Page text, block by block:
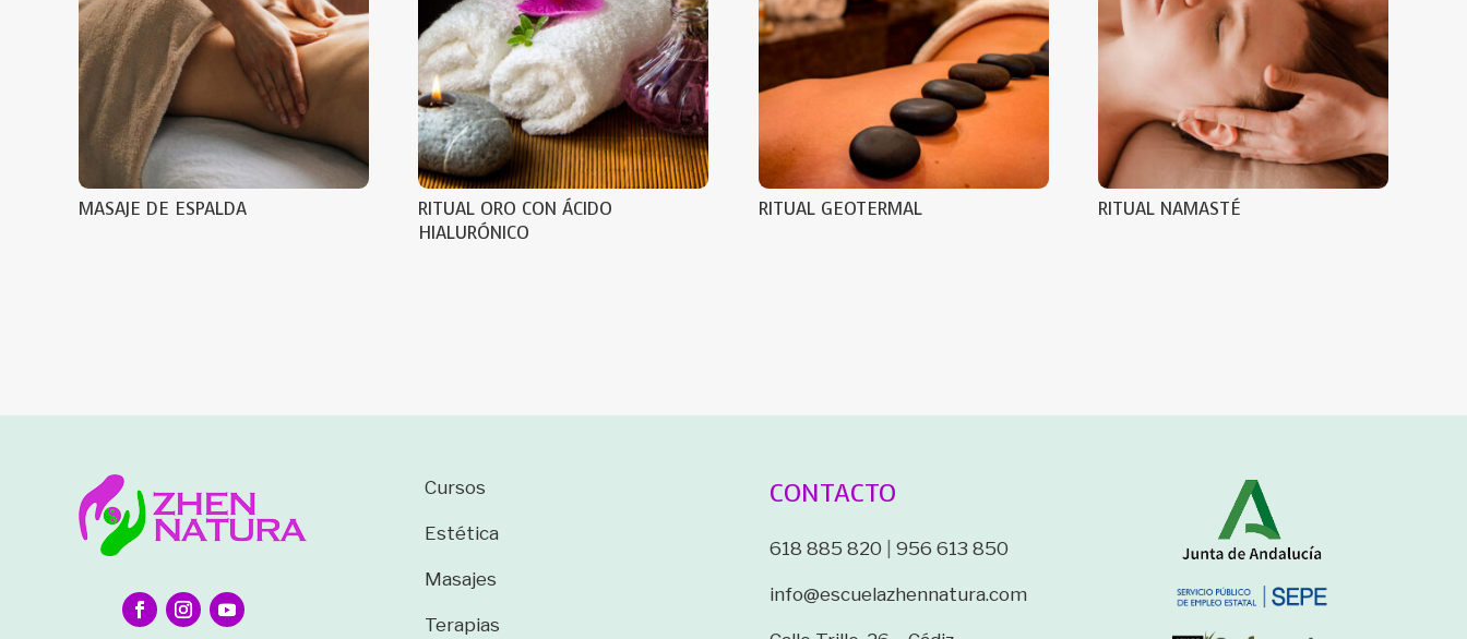
MASAJE DE ESPALDA
RITUAL ORO CON ÁCIDO
HIALURÓNICO
RITUAL GEOTERMAL RITUAL NAMASTÉ
Cursos
Estética
Masajes
Terapias
CONTACTO
618 885 820 956 613 850
info@escuelazhennatura.com